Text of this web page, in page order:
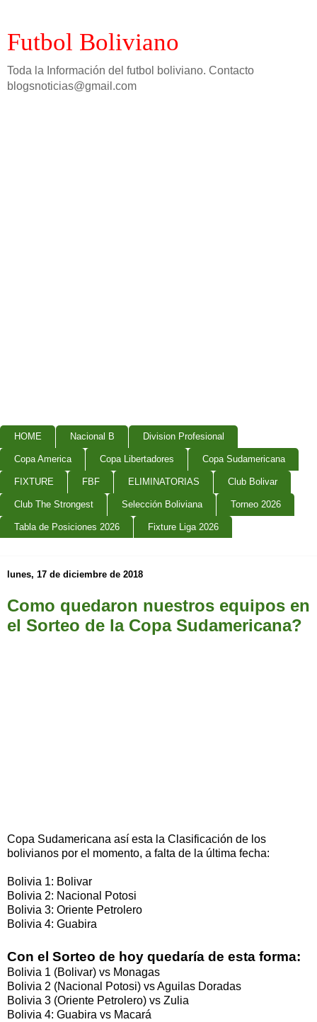
Futbol Boliviano
Toda la Información del futbol boliviano. Contacto
blogsnoticias@gmail.com
HOME Nacional B Division Profesional
Copa America Copa Libertadores Copa Sudamericana
FIXTURE FBF ELIMINATORIAS Club Bolivar
Club The Strongest Selección Boliviana Torneo 2026
Tabla de Posiciones 2026 Fixture Liga 2026
lunes, 17 de diciembre de 2018
Como quedaron nuestros equipos en
el Sorteo de la Copa Sudamericana?
Copa Sudamericana así esta la Clasificación de los
bolivianos por el momento, a falta de la última fecha:
Bolivia 1: Bolivar
Bolivia 2: Nacional Potosi
Bolivia 3: Oriente Petrolero
Bolivia 4: Guabira
Con el Sorteo de hoy quedaría de esta forma:
Bolivia 1 (Bolivar) vs Monagas
Bolivia 2 (Nacional Potosi) vs Aguilas Doradas
Bolivia 3 (Oriente Petrolero) vs Zulia
Bolivia 4: Guabira vs Macará